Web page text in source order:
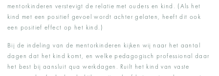
mentorkinderen verstevigt de relatie met ouders en kind. (Als het
kind met een positief gevoel wordt achter gelaten, heeft dit ook
een positief effect op het kind.)
Bij de indeling van de mentorkinderen kijken wij naar het aantal
dagen dat het kind komt, en welke pedagogisch professional daar
het best bij aansluit qua werkdagen. Ruilt het kind van vaste